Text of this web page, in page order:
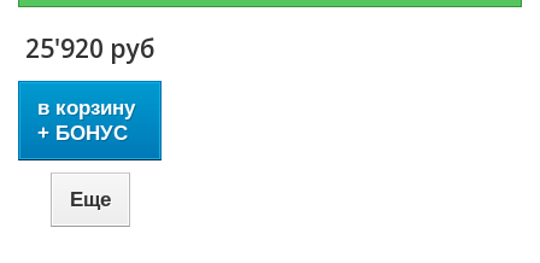
25'920 руб
в корзину
+ БОНУС
Еще